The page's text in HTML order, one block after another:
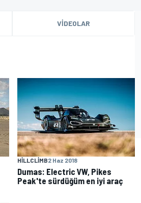
VIDEOLAR
HILLCLIMB2 Haz 2018
Dumas: Electric VW, Pikes
Peak'te sürdüğüm en iyi araç